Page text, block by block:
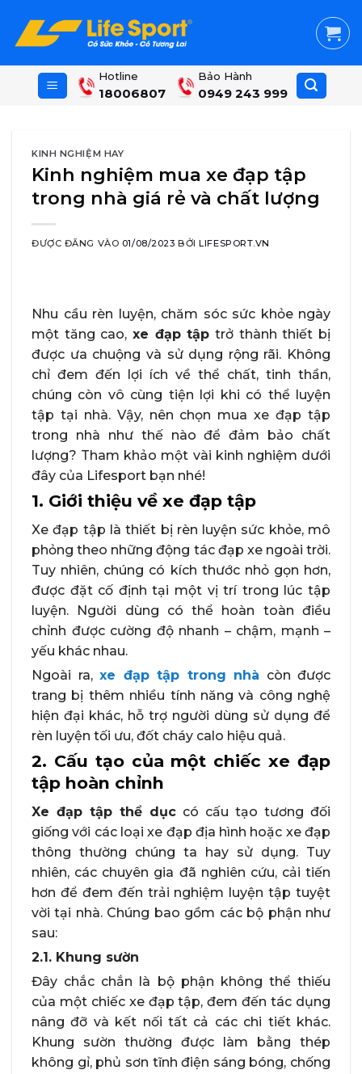
content
Hotline
18006807
Bảo Hành
0949 243 999
KINH NGHIỆM HAY
Kinh nghiệm mua xe đạp tập
trong nhà giá rẻ và chất lượng
ĐƯỢC ĐĂNG VÀO 01/08/2023 BỞILIFESPORT.VN
Nhu cầu rèn luyện, chăm sóc sức khỏe ngày
một tăng cao, xe đạp tập trở thành thiết bị
được ưa chuộng và sử dụng rộng rãi. Không
chỉ đem đến lợi ích về thể chất, tinh thần,
chúng còn vô cùng tiện lợi khi có thể luyện
tập tại nhà. Vậy, nên chọn mua xe đạp tập
trong nhà như thế nào để đảm bảo chất
lượng? Tham khảo một vài kinh nghiệm dưới
đây của Lifesport bạn nhé!
1. Giới thiệu về xe đạp tập
Xe đạp tập là thiết bị rèn luyện sức khỏe, mô
phỏng theo những động tác đạp xe ngoài trời.
Tuy nhiên, chúng có kích thước nhỏ gọn hơn,
được đặt cố định tại một vị trí trong lúc tập
luyện. Người dùng có thể hoàn toàn điều
chỉnh được cường độ nhanh – chậm, mạnh –
yếu khác nhau.
Ngoài ra, xe đạp tập trong nhà còn được
trang bị thêm nhiều tính năng và công nghệ
hiện đại khác, hỗ trợ người dùng sử dụng để
rèn luyện tối ưu, đốt cháy calo hiệu quả.
2. Cấu tạo của một chiếc xe đạp
tập hoàn chỉnh
Xe đạp tập thể dục có cấu tạo tương đối
giống với các loại xe đạp địa hình hoặc xe đạp
thông thường chúng ta hay sử dụng. Tuy
nhiên, các chuyên gia đã nghiên cứu, cải tiến
hơn để đem đến trải nghiệm luyện tập tuyệt
vời tại nhà. Chúng bao gồm các bộ phận như
sau:
2.1. Khung sườn
Đây chắc chắn là bộ phận không thể thiếu
của một chiếc xe đạp tập, đem đến tác dụng
nâng đỡ và kết nối tất cả các chi tiết khác.
Khung sườn thường được làm bằng thép
không gỉ, phủ sơn tĩnh điện sáng bóng, chống